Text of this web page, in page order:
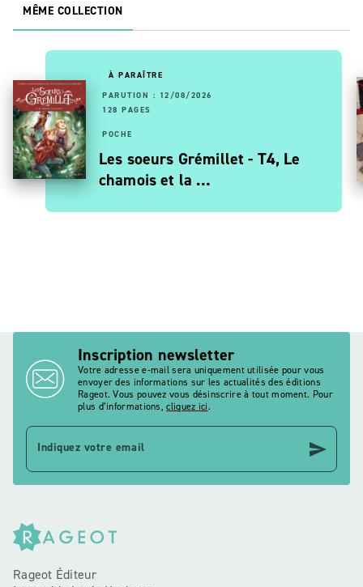
MÊME COLLECTION
À PARAÎTRE
PARUTION : 12/08/2026
128 PAGES
POCHE
Les soeurs Grémillet - T4, Le
chamois et la …
Inscription newsletter
Votre adresse e-mail sera uniquement utilisée pour vous
envoyer des informations sur les actualités des éditions
Rageot. Vous pouvez vous désinscrire à tout moment. Pour
plus d’informations,cliquez ici.
Indiquez votre email send
Rageot Éditeur